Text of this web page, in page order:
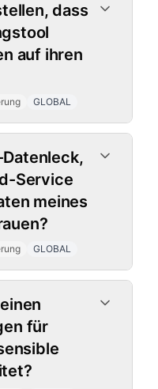
dass
auf ihren
GLOBAL
Service
meines
GLOBAL
für